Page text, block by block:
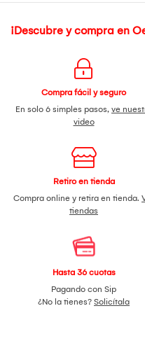
¡Descubre y compra en
Compra fácil y seguro
En solo 6 simples pasos, ve
video
Retiro en tienda
Compra online y retira en tienda.
tiendas
Hasta 36 cuotas
Pagando con Sip
¿No la tienes? Solicítala